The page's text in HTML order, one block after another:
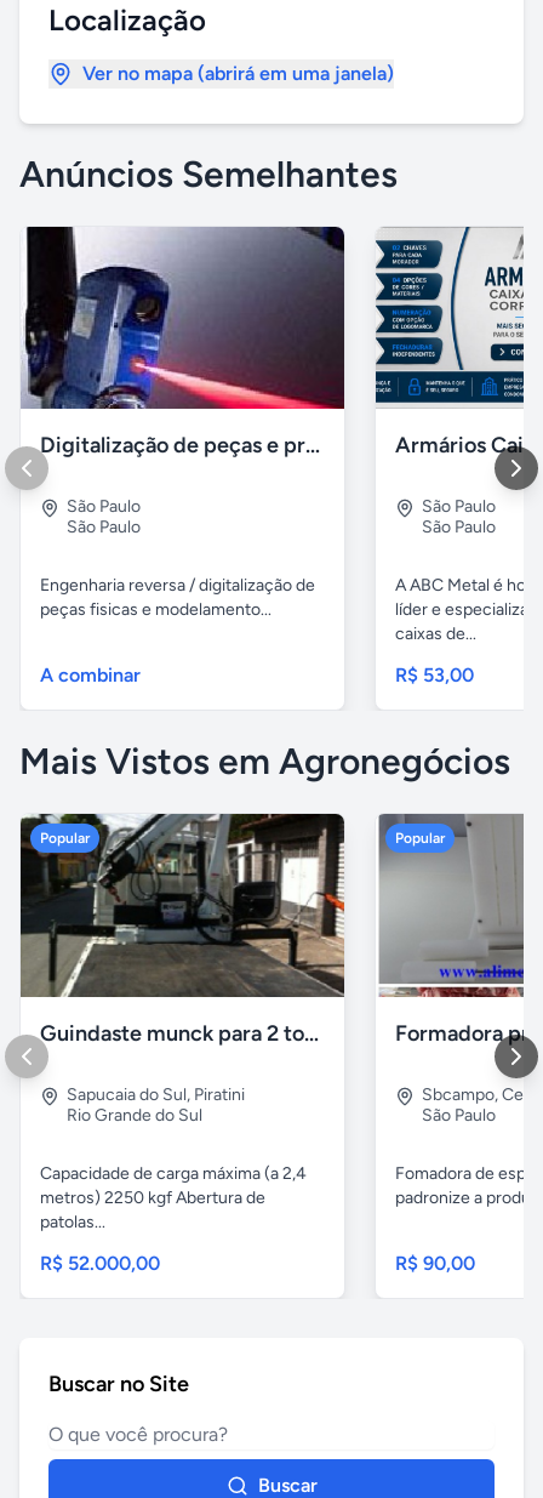
Localização
Ver no mapa (abrirá em uma janela)
Anúncios Semelhantes
Digitalização de peças e produtos / impressão 3D polyworks
São Paulo
São Paulo
Engenharia reversa / digitalização de
peças fisicas e modelamento...
A combinar
São Paulo
São Paulo
A ABC Metal é
líder e
caixas de...
R$ 53,00
Mais Vistos em Agronegócios
Popular
Guindaste munck para 2 toneladas
Sapucaia do Sul, Piratini
Rio Grande do Sul
Capacidade de carga máxima (a 2,4
metros) 2250 kgf Abertura de
patolas...
R$ 52.000,00
Popular
Sbcampo,
São Paulo
Fomadora de
padronize a
R$ 90,00
Buscar no Site
Buscar